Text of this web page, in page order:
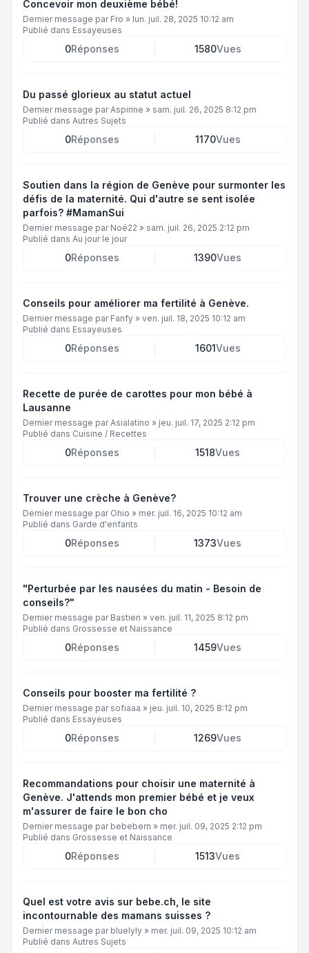
Concevoir mon deuxième bébé!
Dernier message par Fro » lun. juil. 28, 2025 10:12 am
Publié dans Essayeuses
0Réponses 1580Vues
Du passé glorieux au statut actuel
Dernier message parAspirine » sam. juil. 26, 2025 8:12 pm
Publié dans Autres Sujets
0Réponses 1170Vues
Soutien dans la région de Genève pour surmonter les
défis de la maternité. Qui d'autre se sent isolée
parfois? #MamanSui
Dernier message par Noé22 » sam. juil. 26, 2025 2:12 pm
Publié dans Au jour le jour
0Réponses 1390Vues
Conseils pour améliorer ma fertilité à Genève.
Dernier message par Fanfy » ven. juil. 18, 2025 10:12 am
Publié dans Essayeuses
0Réponses 1601Vues
Recette de purée de carottes pour mon bébé à
Lausanne
Dernier message parAsialatino » jeu. juil. 17, 2025 2:12 pm
Publié dans Cuisine / Recettes
0Réponses 1518Vues
Trouver une crèche à Genève?
Dernier message par Ohio » mer. juil. 16, 2025 10:12 am
Publié dans Garde d'enfants
0Réponses 1373Vues
"Perturbée par les nausées du matin - Besoin de
conseils?"
Dernier message par Bastien » ven. juil. 11, 2025 8:12 pm
Publié dans Grossesse et Naissance
0Réponses 1459Vues
Conseils pour booster ma fertilité ?
Dernier message par sofiaaa » jeu. juil. 10, 2025 8:12 pm
Publié dans Essayeuses
0Réponses 1269Vues
Recommandations pour choisir une maternité à
Genève. J'attends mon premier bébé et je veux
m'assurer de faire le bon cho
Dernier message par bebebern » mer. juil. 09, 2025 2:12 pm
Publié dans Grossesse et Naissance
0Réponses 1513Vues
Quel est votre avis sur bebe.ch, le site
incontournable des mamans suisses ?
Dernier message par bluelyly » mer. juil. 09, 2025 10:12 am
Publié dans Autres Sujets